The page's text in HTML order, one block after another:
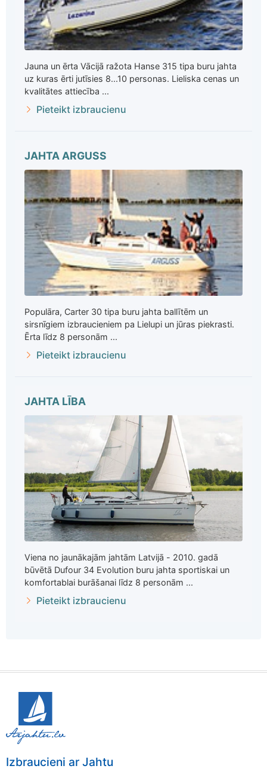
Jauna un ērta Vācijā ražota Hanse 315 tipa buru jahta
uz kuras ērti jutīsies 8...10 personas. Lieliska cenas un
kvalitātes attiecība ...
Pieteikt izbraucienu
JAHTA ARGUSS
Populāra, Carter 30 tipa buru jahta ballītēm un
sirsnīgiem izbraucieniem pa Lielupi un jūras piekrasti.
Ērta līdz 8 personām ...
Pieteikt izbraucienu
JAHTA LĪBA
Viena no jaunākajām jahtām Latvijā - 2010. gadā
būvētā Dufour 34 Evolution buru jahta sportiskai un
komfortablai burāšanai līdz 8 personām ...
Pieteikt izbraucienu
Izbraucieni ar Jahtu